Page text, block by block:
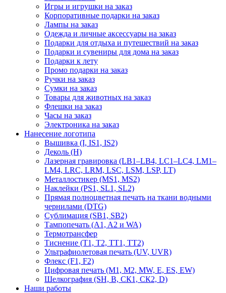
Игры и игрушки на заказ
Корпоративные подарки на заказ
Лампы на заказ
Одежда и личные аксессуары на заказ
Подарки для отдыха и путешествий на заказ
Подарки и сувениры для дома на заказ
Подарки к лету
Промо подарки на заказ
Ручки на заказ
Сумки на заказ
Товары для животных на заказ
Флешки на заказ
Часы на заказ
Электроника на заказ
Нанесение логотипа
Вышивка (I, IS1, IS2)
Деколь (H)
Лазерная гравировка (LB1–LB4, LC1–LC4, LM1–
LM4, LRC, LRM, LSC, LSM, LSP, LT)
Металлостикер (MS1, MS2)
Наклейки (PS1, SL1, SL2)
Прямая полноцветная печать на ткани водными
чернилами (DTG)
Сублимация (SB1, SB2)
Тампопечать (A1, A2 и WA)
Термотрансфер
Тиснение (Т1, Т2, ТT1, ТT2)
Ультрафиолетовая печать (UV, UVR)
Флекс (F1, F2)
Цифровая печать (M1, M2, MW, E, ES, EW)
Шелкография (SH, В, СК1, СК2, D)
Наши работы